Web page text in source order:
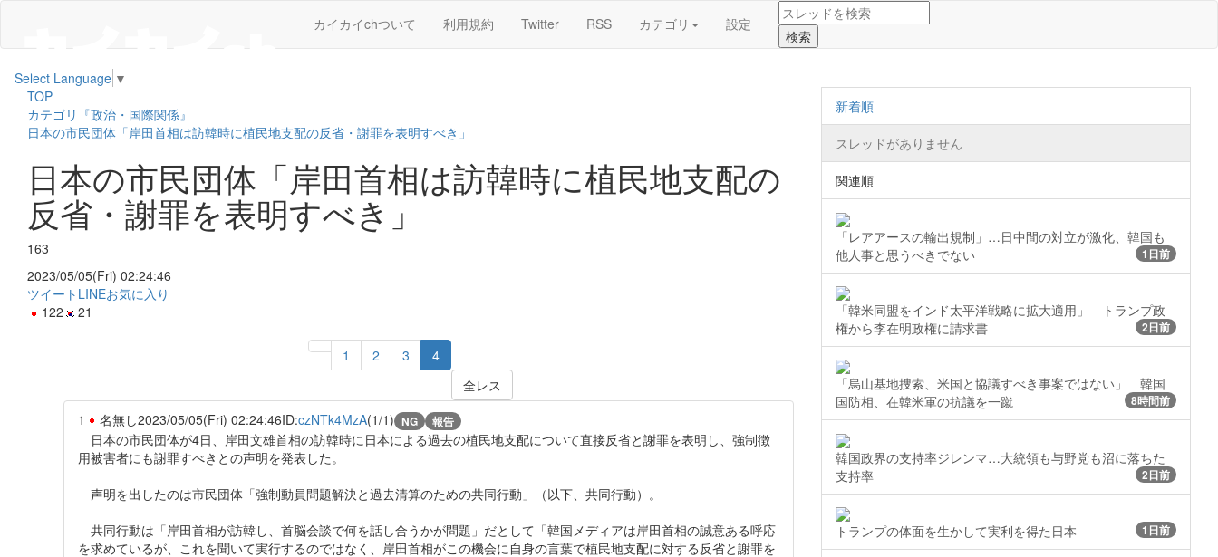
カイカイchついて 利用規約 Twitter RSS カテゴリ 設定
Select Language ▼
TOP
カテゴリ『政治・国際関係』
日本の市民団体「岸田首相は訪韓時に植民地支配の反省・謝罪を表明すべき」
日本の市民団体「岸田首相は訪韓時に植民地支配の
反省・謝罪を表明すべき」
163
2023/05/05(Fri) 02:24:46
ツイート LINEお気に入り
122
21
1 2 3
4
全レス
1
名無し2023/05/05(Fri) 02:24:46ID:czNTk4MzA(1/1) NG 報告
日本の市民団体が4日、岸田文雄首相の訪韓時に日本による過去の植民地支配について直接反省と謝罪を表明し、強制徴
用被害者にも謝罪すべきとの声明を発表した。
声明を出したのは市民団体「強制動員問題解決と過去清算のための共同行動」（以下、共同行動）。
共同行動は「岸田首相が訪韓し、首脳会談で何を話し合うかが問題」だとして「韓国メディアは岸田首相の誠意ある呼応
を求めているが、これを聞いて実行するのではなく、岸田首相がこの機会に自身の言葉で植民地支配に対する反省と謝罪を
新着順
スレッドがありません
関連順
「レアアースの輸出規制」…日中間の対立が激化、韓国も
他人事と思うべきでない
1日前
「韓米同盟をインド太平洋戦略に拡大適用」 トランプ政
権から李在明政権に請求書
2日前
「烏山基地捜索、米国と協議すべき事案ではない」 韓国
国防相、在韓米軍の抗議を一蹴
8時間前
韓国政界の支持率ジレンマ…大統領も与野党も沼に落ちた
支持率
2日前
トランプの体面を生かして実利を得た日本 1日前